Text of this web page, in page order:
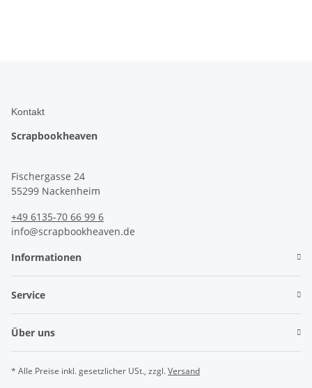
Kontakt
Scrapbookheaven
Fischergasse 24
55299 Nackenheim
+49 6135-70 66 99 6
info@scrapbookheaven.de
Informationen
Service
Über uns
* Alle Preise inkl. gesetzlicher USt., zzgl.Versand